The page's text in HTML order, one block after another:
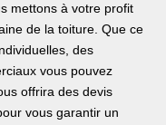
mettons à votre profit
de la toiture. Que ce
des
vous pouvez
offrira des devis
vous garantir un